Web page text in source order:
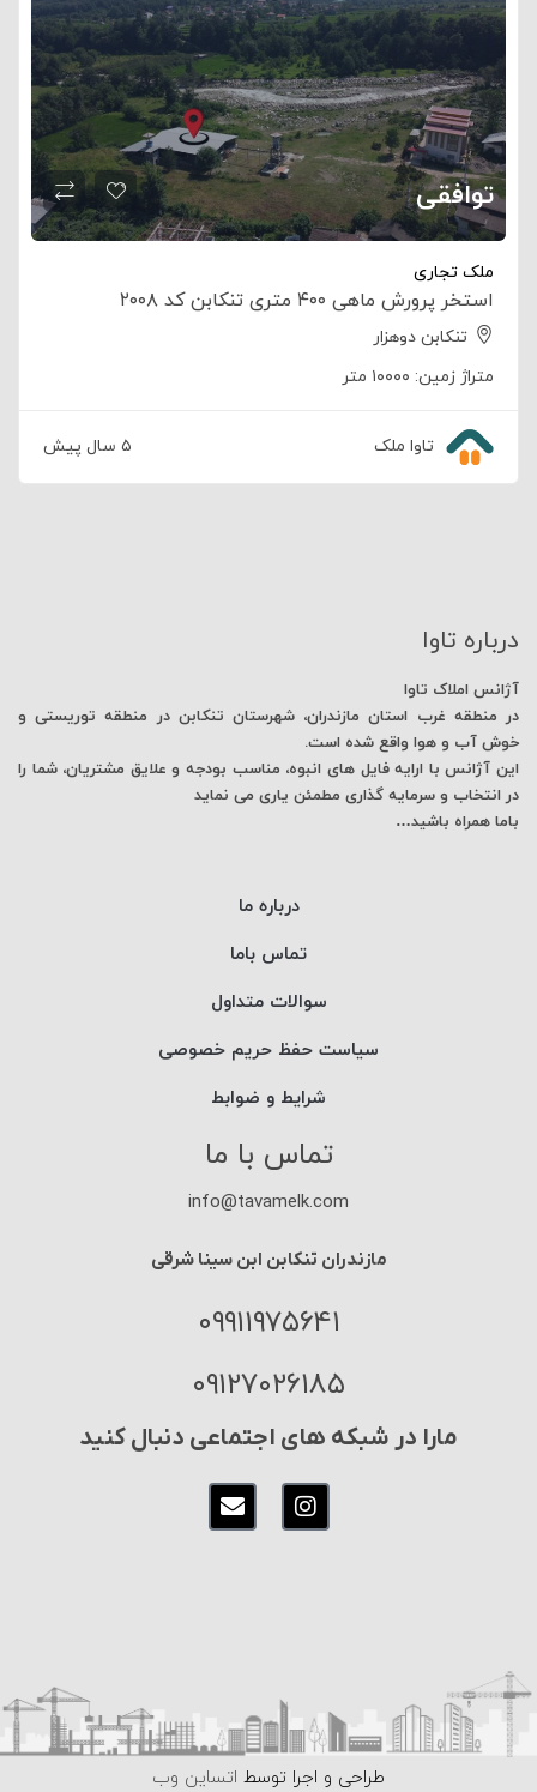
توافقی
ملک تجاری
استخر پرورش ماهی ۴۰۰ متری تنکابن کد ۲۰۰۸
تنکابن دوهزار
متراژ زمین: ۱۰۰۰۰ متر
تاوا ملک ۵ سال پیش
درباره تاوا
آژانس املاک تاوا
در منطقه غرب استان مازندران، شهرستان تنکابن در منطقه توریستی و
خوش آب و هوا واقع شده است.
این آژانس با ارایه فایل های انبوه، مناسب بودجه و علایق مشتریان، شما را
در انتخاب و سرمایه گذاری مطمئن یاری می نماید
باما همراه باشید…
درباره ما
تماس باما
سوالات متداول
سیاست حفظ حریم خصوصی
شرایط و ضوابط
تماس با ما
info@tavamelk.com
مازندران تنکابن ابن سینا شرقی
۰۹۹۱۱۹۷۵۶۴۱
۰۹۱۲۷۰۲۶۱۸۵
مارا در شبکه های اجتماعی دنبال کنید
طراحی و اجرا توسط اتساین وب